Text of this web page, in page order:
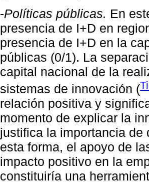
-Políticas públicas. En
presencia de I+D en
presencia de I+D en la
públicas (0/1). La
capital nacional de la
sistemas de innovación (
relación positiva y
momento de explicar la
justifica la importancia de
esta forma, el apoyo de
impacto positivo en la
constituiría una